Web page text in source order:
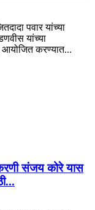
पवार यांच्या
यांच्या
आयोजित करण्यात...
संजय कोरे यास